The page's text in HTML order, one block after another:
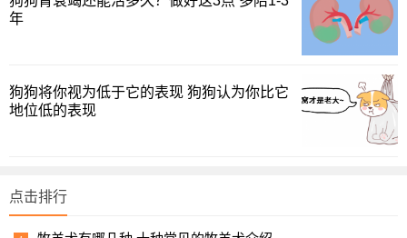
✅性格温顺：萨摩耶是典型的伴侣犬，对人极度友好，不
速亲近，几乎没有攻击性。
✅适应能力强：虽然原产于寒冷的西伯利亚，但经过长期
✅智商高：虽然萨摩耶的智商排名不算靠前，但它们确实
年
狗狗将你视为低于它的表现 狗狗认为你比它
地位低的表现
点击排行